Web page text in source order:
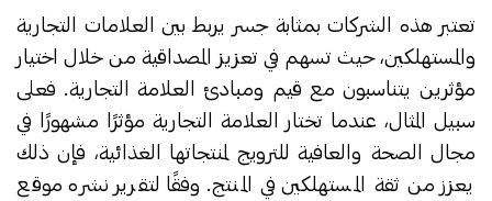
تعتبر هذه الشركات بمثابة جسر يربط بين العلامات التجارية
والمستهلكين، حيث تسهم في تعزيز المصداقية من خلال اختيار
مؤثرين يتناسبون مع قيم ومبادئ العلامة التجارية. فعلى
سبيل المثال، عندما تختار العلامة التجارية مؤثرًا مشهورًا في
مجال الصحة والعافية للترويج لمنتجاتها الغذائية، فإن ذلك
يعزز من ثقة المستهلكين في المنتج. وفقًا لتقرير نشره موقع